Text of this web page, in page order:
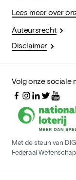
Lees meer over
Auteursrecht
Disclaimer
Volg onze sociale
Met de steun van
Federaal